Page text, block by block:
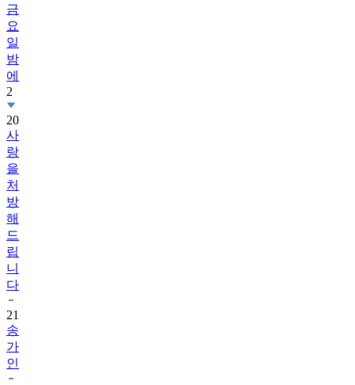
금
요
일
밤
에
2
20
사
랑
을
처
방
해
드
립
니
다
21
송
가
인